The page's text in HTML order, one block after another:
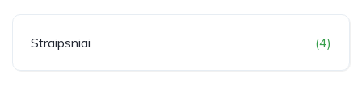
Straipsniai (4)